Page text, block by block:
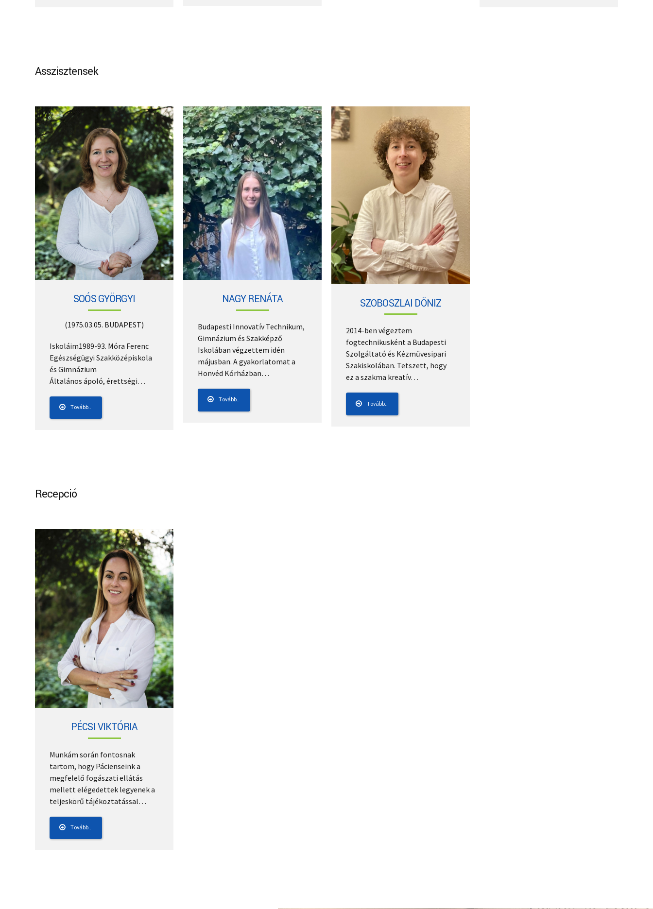
Asszisztensek
SOÓS GYÖRGYI
(1975.03.05. BUDAPEST)
Iskoláim1989-93. Móra Ferenc
Egészségügyi Szakközépiskola
és Gimnázium
Általános ápoló, érettségi…
Tovább..
NAGY RENÁTA
Budapesti Innovatív Technikum,
Gimnázium és Szakképző
Iskolában végzettem idén
májusban. A gyakorlatomat a
Honvéd Kórházban…
Tovább..
SZOBOSZLAI DÖNIZ
2014-ben végeztem
fogtechnikusként a Budapesti
Szolgáltató és Kézművesipari
Szakiskolában. Tetszett, hogy
ez a szakma kreatív…
Tovább..
Recepció
PÉCSI VIKTÓRIA
Munkám során fontosnak
tartom, hogy Pácienseink a
megfelelő fogászati ellátás
mellett elégedettek legyenek a
teljeskörű tájékoztatással…
Tovább..